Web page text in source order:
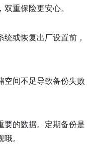
重保险更安心。
或恢复出厂设置前，
空间不足导致备份失败
要的数据。定期备份是
。